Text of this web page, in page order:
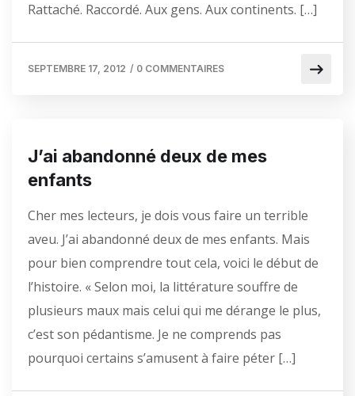
Rattaché. Raccordé. Aux gens. Aux continents. […]
SEPTEMBRE 17, 2012 / 0 COMMENTAIRES
J’ai abandonné deux de mes
enfants
Cher mes lecteurs, je dois vous faire un terrible
aveu. J’ai abandonné deux de mes enfants. Mais
pour bien comprendre tout cela, voici le début de
l’histoire. « Selon moi, la littérature souffre de
plusieurs maux mais celui qui me dérange le plus,
c’est son pédantisme. Je ne comprends pas
pourquoi certains s’amusent à faire péter […]